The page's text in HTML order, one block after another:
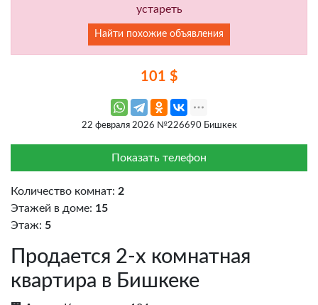
устареть
Найти похожие объявления
101 $
22 февраля 2026 №226690 Бишкек
Показать телефон
Количество комнат: 2
Этажей в доме: 15
Этаж: 5
Продается 2-х комнатная
квартира в Бишкеке